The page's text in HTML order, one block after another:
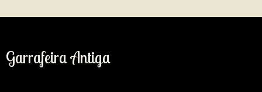
Garrafeira Antiga